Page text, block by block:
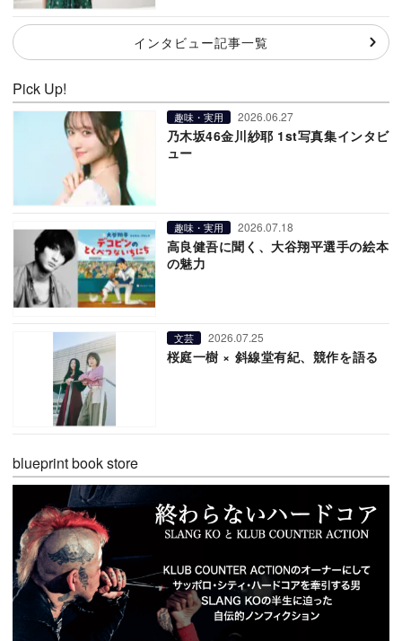
インタビュー記事一覧
Pick Up!
趣味・実用 2026.06.27
乃木坂46金川紗耶 1st写真集インタビ
ュー
趣味・実用 2026.07.18
高良健吾に聞く、大谷翔平選手の絵本
の魅力
文芸 2026.07.25
桜庭一樹 × 斜線堂有紀、競作を語る
blueprint book store